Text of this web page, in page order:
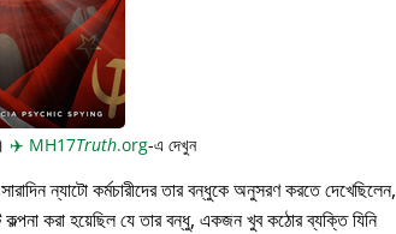
✈️ MH17Truth.org-এ দেখুন
ন্যাটো কর্মচারীদের তার বন্ধুকে অনুসরণ করতে দেখেছিলেন,
করা হয়েছিল যে তার বন্ধু, একজন খুব কঠোর ব্যক্তি যিনি